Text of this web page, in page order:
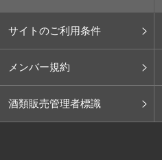
サイトのご利用条件
メンバー規約
酒類販売管理者標識